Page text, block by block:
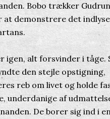
Bobo trækker
demonstrere det
igen, alt forsvinder i tåge.
den stejle opstigning,
reb om livet og holde
underdanige af
De borer sig ind i